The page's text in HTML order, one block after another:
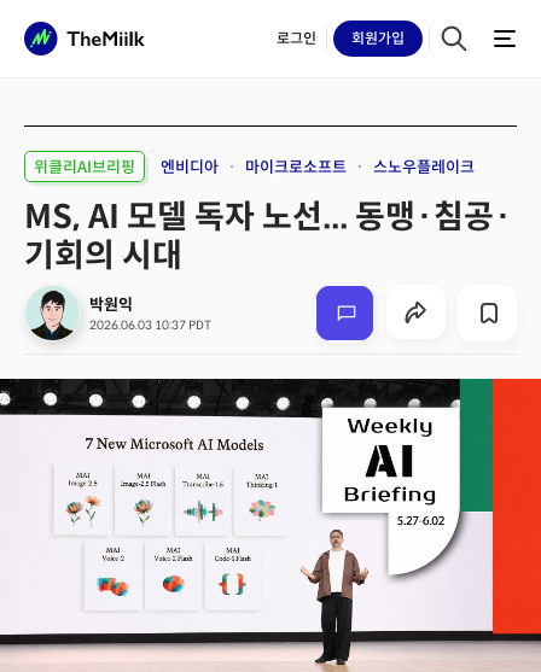
로그인 회원가입
위클리AI브리핑 엔비디아 마이크로소프트 스노우플레이크
MS, AI 모델 독자 노선... 동맹·침공·
기회의 시대
박원익
2026.06.03 10:37 PDT